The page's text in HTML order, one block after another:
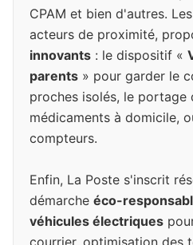
CPAM et bien d'autres.
acteurs de proximité,
innovants : le dispositif «
parents » pour garder le
proches isolés, le portage
médicaments à domicile,
compteurs.
Enfin, La Poste s'inscrit
démarche éco-
véhicules électriques